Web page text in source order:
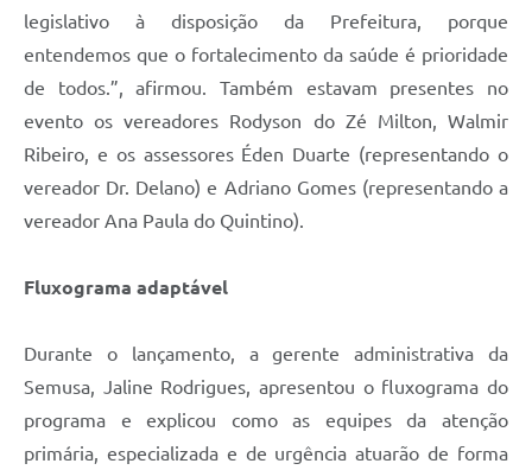
legislativo à disposição da Prefeitura, porque
entendemos que o fortalecimento da saúde é prioridade
de todos.”, afirmou. Também estavam presentes no
evento os vereadores Rodyson do Zé Milton, Walmir
Ribeiro, e os assessores Éden Duarte (representando o
vereador Dr. Delano) e Adriano Gomes (representando a
vereador Ana Paula do Quintino).
Fluxograma adaptável
Durante o lançamento, a gerente administrativa da
Semusa, Jaline Rodrigues, apresentou o fluxograma do
programa e explicou como as equipes da atenção
primária, especializada e de urgência atuarão de forma